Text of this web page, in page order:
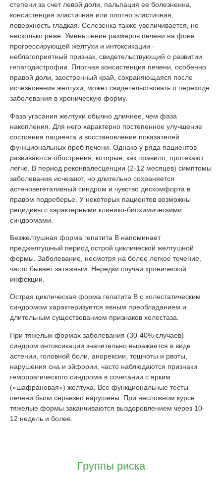
степени за счет левой доли, пальпация ее болезненна,
консистенция эластичная или плотно эластичная,
поверхность гладкая. Селезенка также увеличивается, но
несколько реже. Уменьшение размеров печени на фоне
прогрессирующей желтухи и интоксикации -
неблагоприятный признак, свидетельствующий о развитии
гепатодистрофии. Плотная консистенция печени, особенно
правой доли, заостренный край, сохраняющаяся после
исчезновения желтухи, может свидетельствовать о переходе
заболевания в хроническую форму.
Фаза угасания желтухи обычно длиннее, чем фаза
накопления. Для него характерно постепенное улучшение
состояния пациента и восстановление показателей
функциональных проб печени. Однако у ряда пациентов
развиваются обострения, которые, как правило, протекают
легче. В период реконвалесценции (2-12 месяцев) симптомы
заболевания исчезают, но длительно сохраняется
астеновегетативный синдром и чувство дискомфорта в
правом подреберье. У некоторых пациентов возможны
рецидивы с характерными клинико-биохимическими
синдромами.
Безжелтушная форма гепатита В напоминает
преджелтушный период острой циклической желтушной
формы. Заболевание, несмотря на более легкое течение,
часто бывает затяжным. Нередки случаи хронической
инфекции.
Острая циклическая форма гепатита В с холестатическим
синдромом характеризуется явным преобладанием и
длительным существованием признаков холестаза.
При тяжелых формах заболевания (30-40% случаев)
синдром интоксикации значительно выражается в виде
астении, головной боли, анорексии, тошноты и рвоты,
нарушения сна и эйфории, часто наблюдаются признаки
геморрагического синдрома в сочетании с ярким
(«шафрановая») желтуха. Все функциональные тесты
печени были серьезно нарушены. При несложном курсе
тяжелые формы заканчиваются выздоровлением через 10-
12 недель и более.
Группы риска